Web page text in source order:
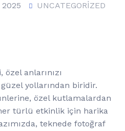
2025 UNCATEGORIZED
anlarınızı
yollarından biridir.
özel kutlamalardan
türlü etkinlik için harika
teknede fotoğraf